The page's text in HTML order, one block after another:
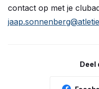
contact op met je
Deel